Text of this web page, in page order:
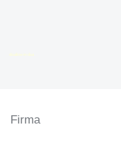
disallow-in-dsa
Firma